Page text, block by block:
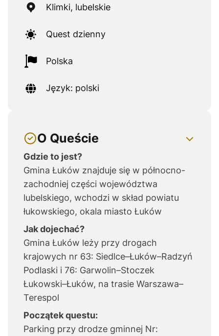
Klimki, lubelskie
Quest dzienny
Polska
Język: polski
O Queście
Gdzie to jest?
Gmina Łuków znajduje się w północno-
zachodniej części województwa
lubelskiego, wchodzi w skład powiatu
łukowskiego, okala miasto Łuków
Jak dojechać?
Gmina Łuków leży przy drogach
krajowych nr 63: Siedlce–Łuków–Radzyń
Podlaski i 76: Garwolin–Stoczek
Łukowski–Łuków, na trasie Warszawa–
Terespol
Początek questu:
Parking przy drodze gminnej Nr: